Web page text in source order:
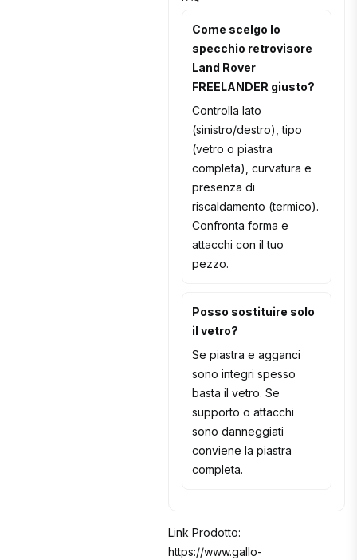
Come scelgo lo
specchio retrovisore
Land Rover
FREELANDER giusto?
Controlla lato
(sinistro/destro), tipo
(vetro o piastra
completa), curvatura e
presenza di
riscaldamento (termico).
Confronta forma e
attacchi con il tuo
pezzo.
Posso sostituire solo
il vetro?
Se piastra e agganci
sono integri spesso
basta il vetro. Se
supporto o attacchi
sono danneggiati
conviene la piastra
completa.
Link Prodotto:
https://www.gallo-